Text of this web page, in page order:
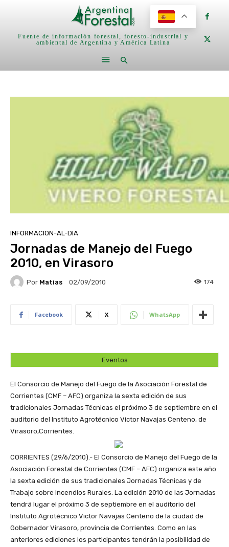
Fuente de información forestal, foresto-industrial y
ambiental de Argentina y América Latina
INFORMACION-AL-DIA
Jornadas de Manejo del Fuego
2010, en Virasoro
Por Matias 02/09/2010 174
Facebook X WhatsApp
Eventos
El Consorcio de Manejo del Fuego de la Asociación Forestal de
Corrientes (CMF – AFC) organiza la sexta edición de sus
tradicionales Jornadas Técnicas el próximo 3 de septiembre en el
auditorio del Instituto Agrotécnico Victor Navajas Centeno, de
Virasoro,Corrientes.
CORRIENTES (29/6/2010).- El Consorcio de Manejo del Fuego de la
Asociación Forestal de Corrientes (CMF – AFC) organiza este año
la sexta edición de sus tradicionales Jornadas Técnicas y de
Trabajo sobre Incendios Rurales. La edición 2010 de las Jornadas
tendrá lugar el próximo 3 de septiembre en el auditorio del
Instituto Agrotécnico Victor Navajas Centeno de la ciudad de
Gobernador Virasoro, provincia de Corrientes. Como en las
anteriores ediciones los participantes tendrán la posibilidad de